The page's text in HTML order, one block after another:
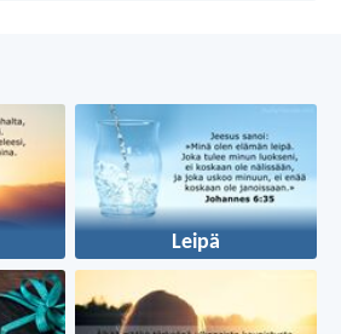
Leipä